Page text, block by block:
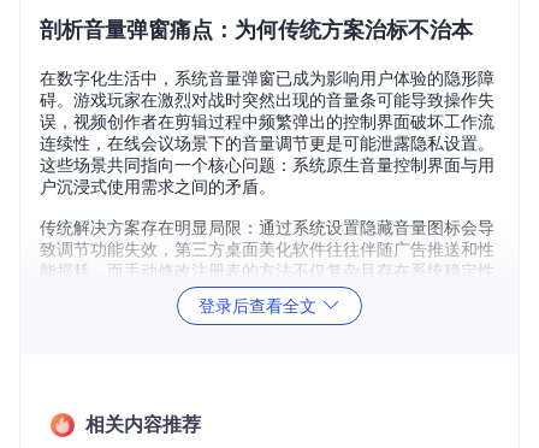
剖析音量弹窗痛点：为何传统方案治标不治本
在数字化生活中，系统音量弹窗已成为影响用户体验的隐形障
碍。游戏玩家在激烈对战时突然出现的音量条可能导致操作失
误，视频创作者在剪辑过程中频繁弹出的控制界面破坏工作流
连续性，在线会议场景下的音量调节更是可能泄露隐私设置。
这些场景共同指向一个核心问题：系统原生音量控制界面与用
户沉浸式使用需求之间的矛盾。
传统解决方案存在明显局限：通过系统设置隐藏音量图标会导
致调节功能失效，第三方桌面美化软件往往伴随广告推送和性
能损耗，而手动修改注册表的方法不仅复杂且存在系统稳定性
风险。这些方案要么牺牲功能完整性，要么带来新的使用负
担，始终未能实现真正意义上的"无感调节"体验。
获取并安装程序文件
登录后查看全文
相关内容推荐